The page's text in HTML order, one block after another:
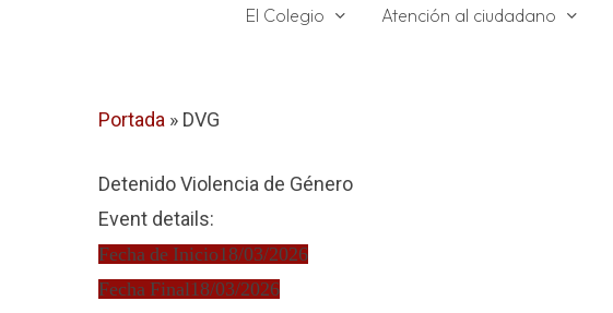
El Colegio Atención al ciudadano
Portada » DVG
Detenido Violencia de Género
Event details:
Fecha de Inicio18/03/2026
Fecha Final 18/03/2026